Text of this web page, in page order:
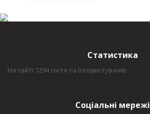
Статистика
На сайті 1294 гостя та 0 користувачів
Соціальні мережі